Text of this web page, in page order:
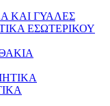
ΚΑΙ ΓΥΑΛΕΣ
ΕΣΩΤΕΡΙΚΟΥ